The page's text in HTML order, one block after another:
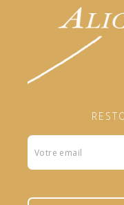
Formulaire
footer